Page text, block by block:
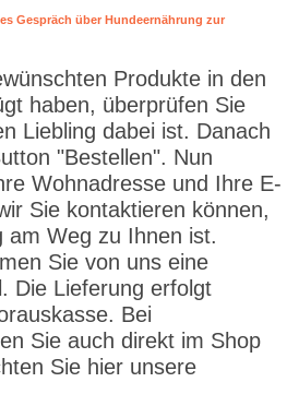
Gespräch über Hundeernährung zur
Produkte in den
haben, überprüfen Sie
Liebling dabei ist. Danach
"Bestellen". Nun
Wohnadresse und Ihre E-
Sie kontaktieren können,
am Weg zu Ihnen ist.
Sie von uns eine
Die Lieferung erfolgt
Bei
Sie auch direkt im Shop
Sie hier unsere